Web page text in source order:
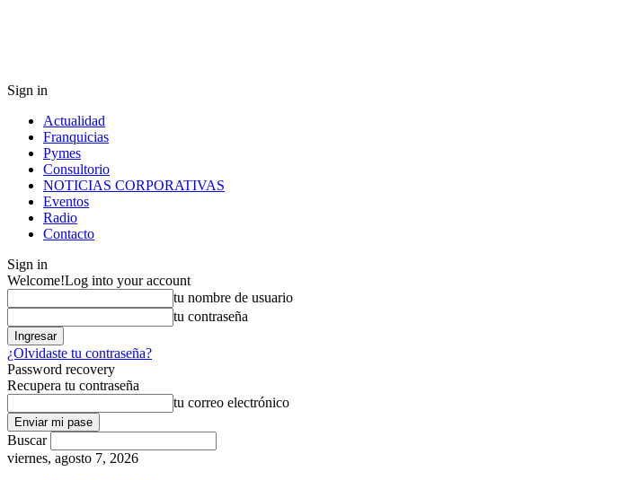
Sign in
Actualidad
Franquicias
Pymes
Consultorio
NOTICIAS CORPORATIVAS
Eventos
Radio
Contacto
Sign in
Welcome!Log into your account
tu nombre de usuario
tu contraseña
¿Olvidaste tu contraseña?
Password recovery
Recupera tu contraseña
tu correo electrónico
Buscar
viernes, agosto 7, 2026